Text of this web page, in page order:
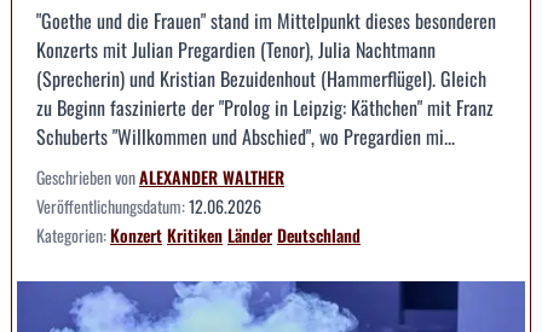
"Goethe und die Frauen" stand im Mittelpunkt dieses besonderen
Konzerts mit Julian Pregardien (Tenor), Julia Nachtmann
(Sprecherin) und Kristian Bezuidenhout (Hammerflügel). Gleich
zu Beginn faszinierte der "Prolog in Leipzig: Käthchen" mit Franz
Schuberts "Willkommen und Abschied", wo Pregardien mi...
Geschrieben vonALEXANDER WALTHER
Veröffentlichungsdatum:12.06.2026
Kategorien:KonzertKritikenLänderDeutschland